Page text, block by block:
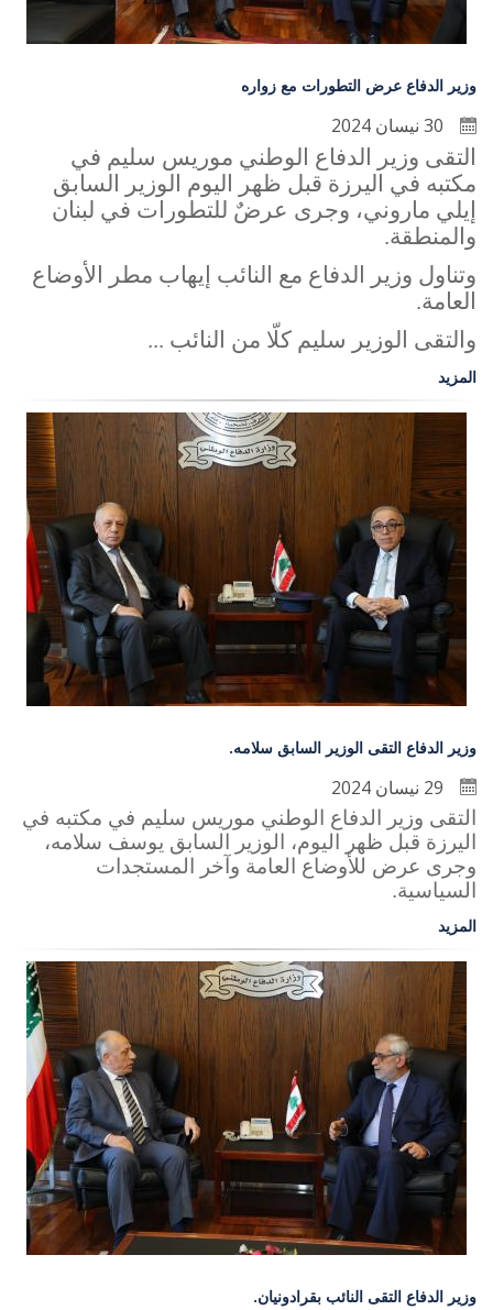
وزير الدفاع عرض التطورات مع زواره
التقى وزير الدفاع الوطني موريس سليم في
مكتبه في اليرزة قبل ظهر اليوم الوزير السابق
إيلي ماروني، وجرى عرضٌ للتطورات في لبنان
والمنطقة.
وتناول وزير الدفاع مع النائب إيهاب مطر الأوضاع
العامة.
والتقى الوزير سليم كلّا من النائب ...
المزيد
وزير الدفاع التقى الوزير السابق سلامه.
التقى وزير الدفاع الوطني موريس سليم في مكتبه في
اليرزة قبل ظهر اليوم، الوزير السابق يوسف سلامه،
وجرى عرض للأوضاع العامة وآخر المستجدات
السياسية.
المزيد
وزير الدفاع التقى النائب بقرادونيان.